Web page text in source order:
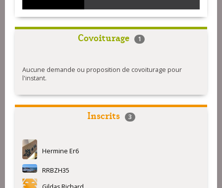
Covoiturage 1
Aucune demande ou proposition de covoiturage pour
l'instant.
Inscrits 3
Hermine Er6
RRBZH35